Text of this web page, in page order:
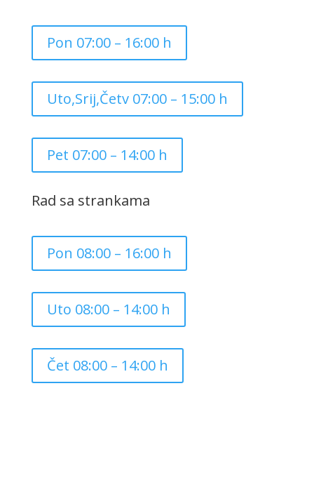
Pon 07:00 – 16:00 h
Uto,Srij,Četv 07:00 – 15:00 h
Pet 07:00 – 14:00 h
Rad sa strankama
Pon 08:00 – 16:00 h
Uto 08:00 – 14:00 h
Čet 08:00 – 14:00 h